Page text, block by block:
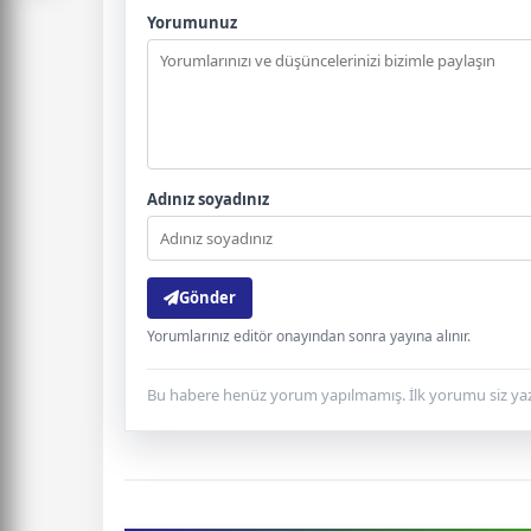
Yorumunuz
Adınız soyadınız
Gönder
Yorumlarınız editör onayından sonra yayına alınır.
Bu habere henüz yorum yapılmamış. İlk yorumu siz